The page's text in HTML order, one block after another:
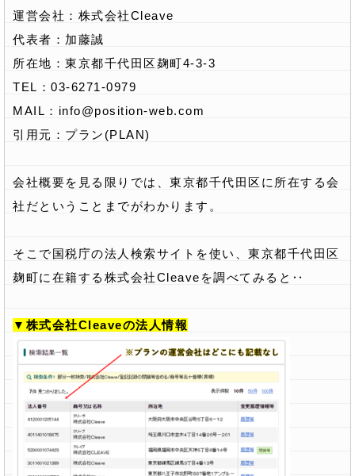
運営会社：株式会社Cleave
代表者：加藤誠
所在地：東京都千代田区麹町4-3-3
TEL：03-6271-0979
MAIL： info@position-web.com
引用元：プラン(PLAN)
会社概要を見る限りでは、東京都千代田区に所在する会
社だということまでがわかります。
そこで国税庁の法人検索サイトを使い、東京都千代田区
麹町に在籍する株式会社Cleaveを調べてみると‥
▼株式会社Cleaveの法人情報